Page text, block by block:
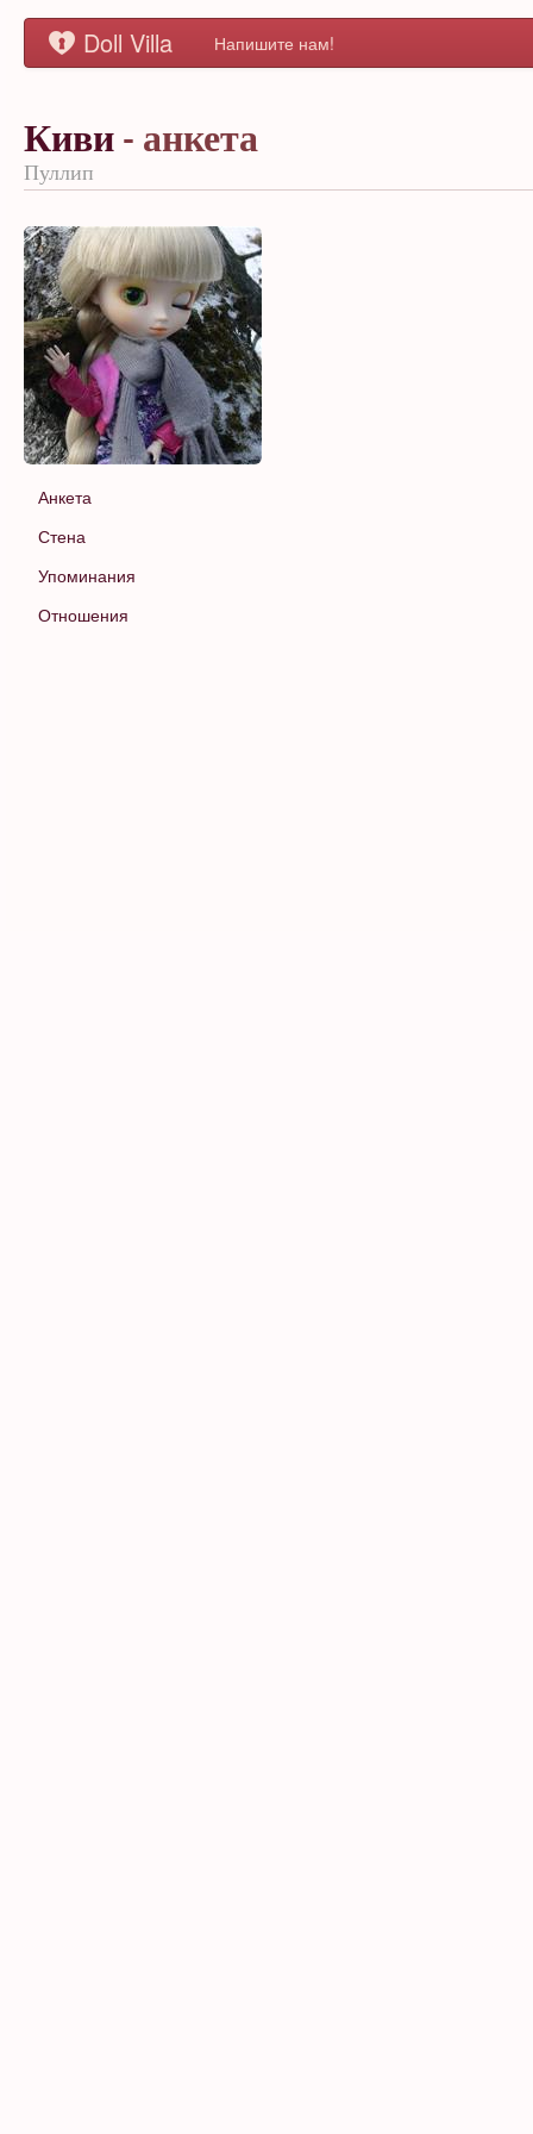
Doll Villa Напишите нам!
Киви - анкета
Пуллип
Анкета
Стена
Упоминания
Отношения